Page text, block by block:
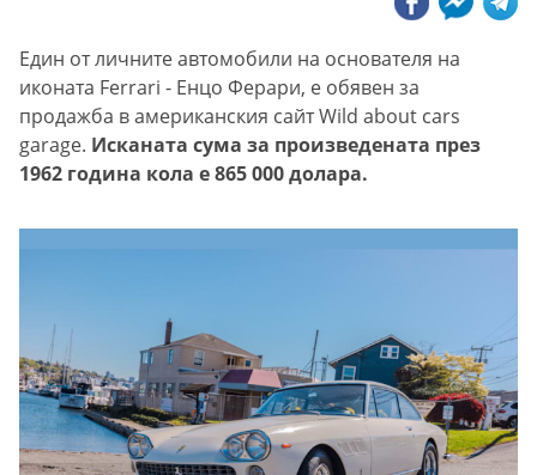
Един от личните автомобили на основателя на
иконата Ferrari - Енцо Ферари, е обявен за
продажба в американския сайт Wild about cars
garage. Исканата сума за произведената през
1962 година кола е 865 000 долара.